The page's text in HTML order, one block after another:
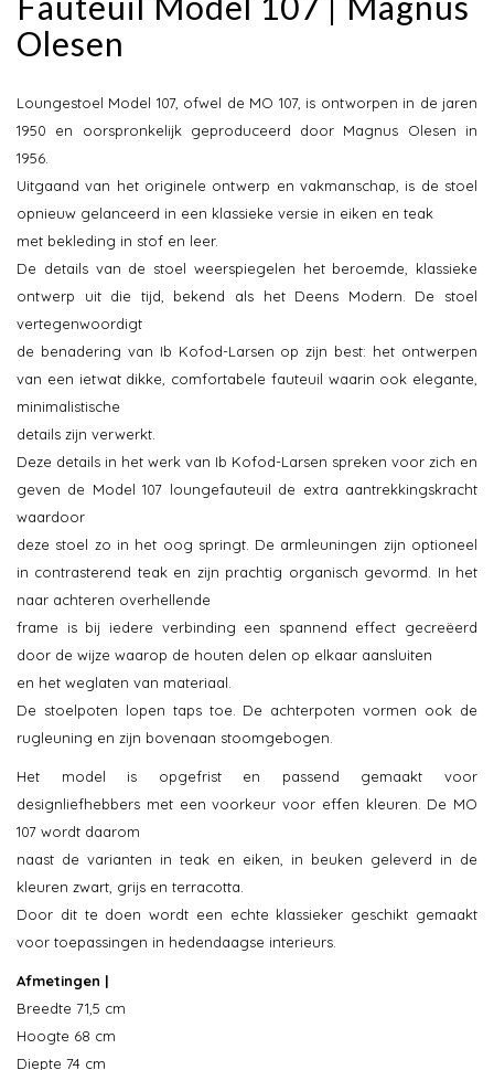
Olesen
Loungestoel Model 107, ofwel de MO 107, is ontworpen in de jaren
1950 en oorspronkelijk geproduceerd door Magnus Olesen in
1956.
Uitgaand van het originele ontwerp en vakmanschap, is de stoel
opnieuw gelanceerd in een klassieke versie in eiken en teak
met bekleding in stof en leer.
De details van de stoel weerspiegelen het beroemde, klassieke
ontwerp uit die tijd, bekend als het Deens Modern. De stoel
vertegenwoordigt
de benadering van Ib Kofod-Larsen op zijn best: het ontwerpen
van een ietwat dikke, comfortabele fauteuil waarin ook elegante,
minimalistische
details zijn verwerkt.
Deze details in het werk van Ib Kofod-Larsen spreken voor zich en
geven de Model 107 loungefauteuil de extra aantrekkingskracht
waardoor
deze stoel zo in het oog springt. De armleuningen zijn optioneel
in contrasterend teak en zijn prachtig organisch gevormd. In het
naar achteren overhellende
frame is bij iedere verbinding een spannend effect gecreëerd
door de wijze waarop de houten delen op elkaar aansluiten
en het weglaten van materiaal.
De stoelpoten lopen taps toe. De achterpoten vormen ook de
rugleuning en zijn bovenaan stoomgebogen.
Het model is opgefrist en passend gemaakt voor
designliefhebbers met een voorkeur voor effen kleuren. De MO
107 wordt daarom
naast de varianten in teak en eiken, in beuken geleverd in de
kleuren zwart, grijs en terracotta.
Door dit te doen wordt een echte klassieker geschikt gemaakt
voor toepassingen in hedendaagse interieurs.
Afmetingen |
Breedte 71,5 cm
Hoogte 68 cm
Diepte 74 cm